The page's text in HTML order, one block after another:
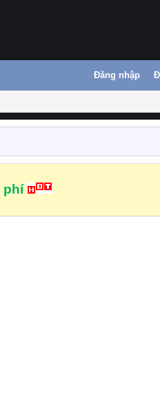
Đăng nhập
phí